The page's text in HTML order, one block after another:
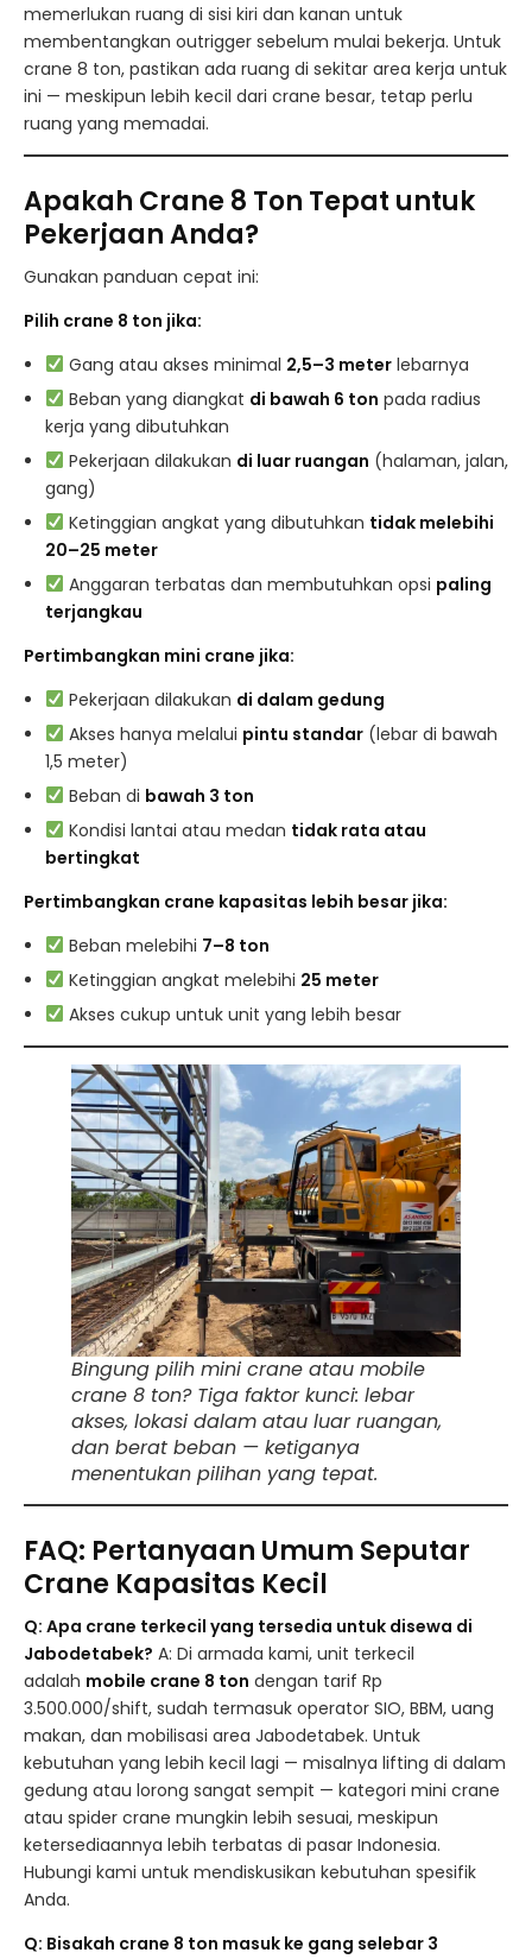
memerlukan ruang di sisi kiri dan kanan untuk
membentangkan outrigger sebelum mulai bekerja. Untuk
crane 8 ton, pastikan ada ruang di sekitar area kerja untuk
ini — meskipun lebih kecil dari crane besar, tetap perlu
ruang yang memadai.
Apakah Crane 8 Ton Tepat untuk
Pekerjaan Anda?
Gunakan panduan cepat ini:
Pilih crane 8 ton jika:
Gang atau akses minimal 2,5–3 meterlebarnya
Beban yang diangkat di bawah 6 ton pada radius
kerja yang dibutuhkan
Pekerjaan dilakukan di luar ruangan (halaman, jalan,
gang)
Ketinggian angkat yang dibutuhkan tidak melebihi
20–25 meter
Anggaran terbatas dan membutuhkan opsi paling
terjangkau
Pertimbangkan mini crane jika:
Pekerjaan dilakukan di dalam gedung
Akses hanya melalui pintu standar(lebar di bawah
1,5 meter)
Beban di bawah 3 ton
Kondisi lantai atau medan tidak rata atau
bertingkat
Pertimbangkan crane kapasitas lebih besar jika:
Beban melebihi 7–8 ton
Ketinggian angkat melebihi 25 meter
Akses cukup untuk unit yang lebih besar
Bingung pilih mini crane atau mobile
crane 8 ton? Tiga faktor kunci: lebar
akses, lokasi dalam atau luar ruangan,
dan berat beban — ketiganya
menentukan pilihan yang tepat.
FAQ: Pertanyaan Umum Seputar
Crane Kapasitas Kecil
Q: Apa crane terkecil yang tersedia untuk disewa di
Jabodetabek? A: Di armada kami, unit terkecil
adalah mobile crane 8 ton dengan tarif Rp
3.500.000/shift, sudah termasuk operator SIO, BBM, uang
makan, dan mobilisasi area Jabodetabek. Untuk
kebutuhan yang lebih kecil lagi — misalnya lifting di dalam
gedung atau lorong sangat sempit — kategori mini crane
atau spider crane mungkin lebih sesuai, meskipun
ketersediaannya lebih terbatas di pasar Indonesia.
Hubungi kami untuk mendiskusikan kebutuhan spesifik
Anda.
Q: Bisakah crane 8 ton masuk ke gang selebar 3